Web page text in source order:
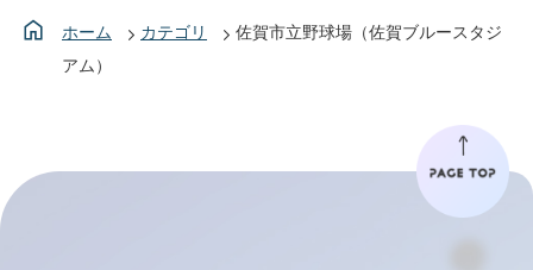
ホーム カテゴリ
佐賀市立野球場（佐賀ブルースタジ
アム）